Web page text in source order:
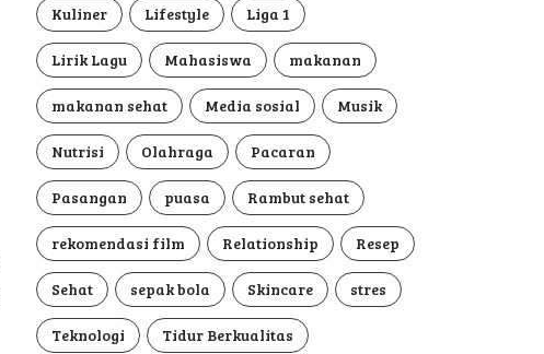
Kuliner Lifestyle Liga 1
Lirik Lagu Mahasiswa makanan
makanan sehat Media sosial Musik
Nutrisi Olahraga Pacaran
Pasangan puasa Rambut sehat
rekomendasi film Relationship Resep
Sehat sepak bola Skincare stres
Teknologi Tidur Berkualitas